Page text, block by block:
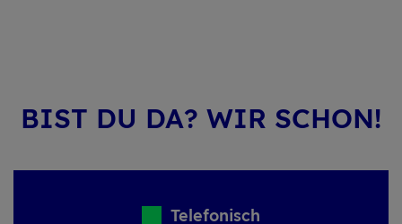
BIST DU DA? WIR SCHON!
Telefonisch